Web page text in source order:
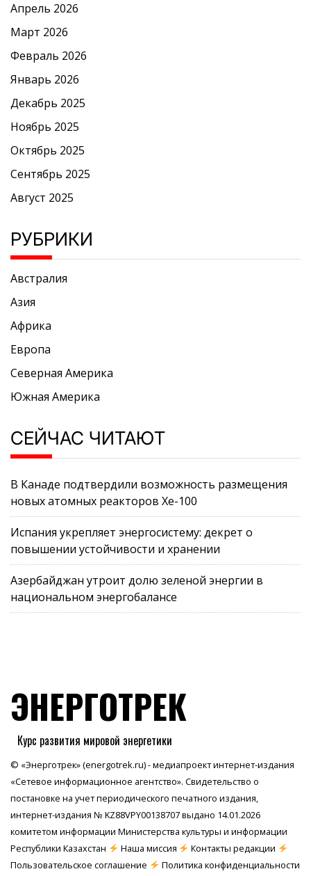
Апрель 2026
Март 2026
Февраль 2026
Январь 2026
Декабрь 2025
Ноябрь 2025
Октябрь 2025
Сентябрь 2025
Август 2025
РУБРИКИ
Австралия
Азия
Африка
Европа
Северная Америка
Южная Америка
СЕЙЧАС ЧИТАЮТ
В Канаде подтвердили возможность размещения
новых атомных реакторов Xe-100
Испания укрепляет энергосистему: декрет о
повышении устойчивости и хранении
Азербайджан утроит долю зеленой энергии в
национальном энергобалансе
ЭНЕРГОТРЕК
Курс развития мировой энергетики
© «Энерготрек» (energotrek.ru) - медиапроект интернет-издания
«Сетевое информационное агентство». Свидетельство о
постановке на учет периодического печатного издания,
интернет-издания № KZ88VPY00138707 выдано 14.01.2026
комитетом информации Министерства культуры и информации
Республики Казахстан
Наша миссия
Контакты редакции
Пользовательское соглашение
Политика конфиденциальности